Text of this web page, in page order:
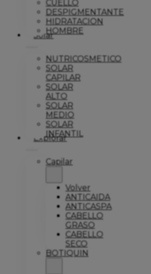
CUELLO
DESPIGMENTANTE
HIDRATACION
HOMBRE
Solar
NUTRICOSMETICO
SOLAR
CAPILAR
SOLAR
ALTO
SOLAR
MEDIO
SOLAR
INFANTIL
Explorar
Capilar
Volver
ANTICAIDA
ANTICASPA
CABELLO
GRASO
CABELLO
SECO
BOTIQUIN